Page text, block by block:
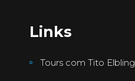
Links
Tours com Tito Elbling